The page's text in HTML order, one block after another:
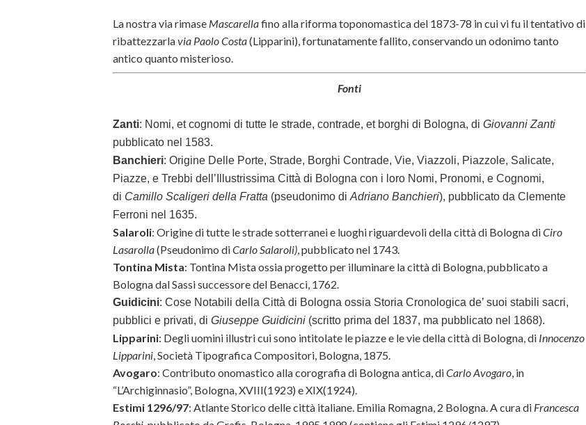
La nostra via rimase Mascarellafino alla riforma toponomastica del 1873-78 in cui vi fu il tentativo di
ribattezzarlavia Paolo Costa(Lipparini), fortunatamente fallito, conservando un odonimo tanto
antico quanto misterioso.
Fonti
Zanti: Nomi, et cognomi di tutte le strade, contrade, et borghi di Bologna, di Giovanni Zanti
pubblicato nel 1583.
Banchieri: Origine Delle Porte, Strade, Borghi Contrade, Vie, Viazzoli, Piazzole, Salicate,
Piazze, e Trebbi dell’Illustrissima Città di Bologna con i loro Nomi, Pronomi, e Cognomi,
di Camillo Scaligeri della Fratta (pseudonimo di Adriano Banchieri), pubblicato da Clemente
Ferroni nel 1635.
Salaroli: Origine di tutte le strade sotterranei e luoghi riguardevoli della città di Bologna diCiro
Lasarolla(Pseudonimo diCarlo Salaroli), pubblicato nel 1743.
Tontina Mista: Tontina Mista ossia progetto per illuminare la città di Bologna, pubblicato a
Bologna dal Sassi successore del Benacci, 1762.
Guidicini: Cose Notabili della Città di Bologna ossia Storia Cronologica de’ suoi stabili sacri,
pubblici e privati, di Giuseppe Guidicini (scritto prima del 1837, ma pubblicato nel 1868).
Lipparini: Degli uomini illustri cui sono intitolate le piazze e le vie della città di Bologna, di Innocenzo
Lipparini, Società Tipografica Compositori, Bologna, 1875.
Avogaro: Contributo onomastico alla corografia di Bologna antica, diCarlo Avogaro, in
“L’Archiginnasio”, Bologna, XVIII(1923) e XIX(1924).
Estimi 1296/97: Atlante Storico delle città italiane. Emilia Romagna, 2 Bologna. A cura di Francesca